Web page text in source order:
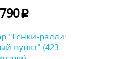
p
"Гонки-ралли:
пункт" (423